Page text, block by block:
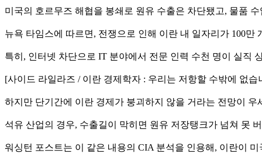
미국의 호르무즈 해협을 봉쇄로 원유 수출은 차단됐고, 물품
뉴욕 타임스에 따르면, 전쟁으로 인해 이란 내 일자리가 100만
특히, 인터넷 차단으로 IT 분야에서 전문 인력 수천 명이 실직
[사이드 라일라즈 / 이란 경제학자 : 우리는 저항할 수밖에 없
하지만 단기간에 이란 경제가 붕괴하지 않을 거라는 전망이 우
석유 산업의 경우, 수출길이 막히면 원유 저장탱크가 넘쳐 못
워싱턴 포스트는 이 같은 내용의 CIA 분석을 인용해, 이란이